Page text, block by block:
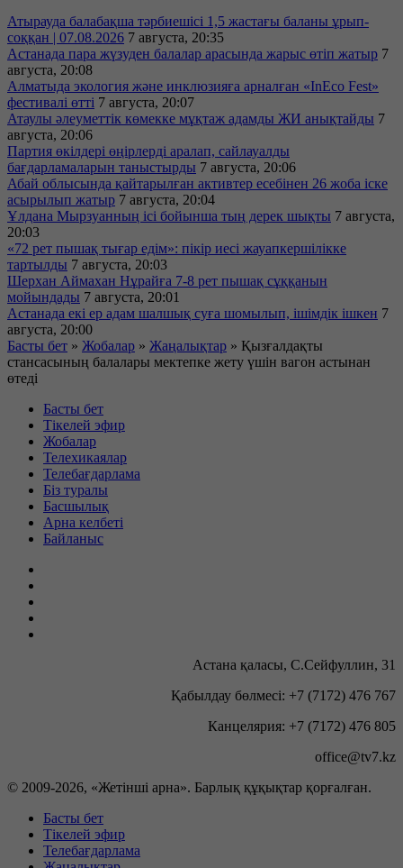
Атырауда балабақша тәрбиешісі 1,5 жастағы баланы ұрып-
соққан | 07.08.2026 7 августа, 20:35
Астанада пара жүзуден балалар арасында жарыс өтіп жатыр 7
августа, 20:08
Алматыда экология және инклюзияға арналған «InEco Fest»
фестивалі өтті 7 августа, 20:07
Атаулы әлеуметтік көмекке мұқтаж адамды ЖИ анықтайды 7
августа, 20:06
Партия өкілдері өңірлерді аралап, сайлауалды
бағдарламаларын таныстырды 7 августа, 20:06
Абай облысында қайтарылған активтер есебінен 26 жоба іске
асырылып жатыр 7 августа, 20:04
Ұлдана Мырзуанның ісі бойынша тың дерек шықты 7 августа,
20:03
«72 рет пышақ тығар едім»: пікір иесі жауапкершілікке
тартылды 7 августа, 20:03
Шерхан Аймахан Нұрайға 7-8 рет пышақ сұққанын
мойындады 7 августа, 20:01
Астанада екі ер адам шалшық суға шомылып, ішімдік ішкен 7
августа, 20:00
Басты бет » Жобалар » Жаңалықтар » Қызғалдақты
стансасының балалары мектепке жету үшін вагон астынан
өтеді
Басты бет
Тікелей эфир
Жобалар
Телехикаялар
Телебағдарлама
Біз туралы
Басшылық
Арна келбеті
Байланыс
Астана қаласы, С.Сейфуллин, 31
Қабылдау бөлмесі: +7 (7172) 476 767
Канцелярия: +7 (7172) 476 805
office@tv7.kz
© 2009-2026, «Жетінші арна». Барлық құқықтар қорғалған.
Басты бет
Тікелей эфир
Телебағдарлама